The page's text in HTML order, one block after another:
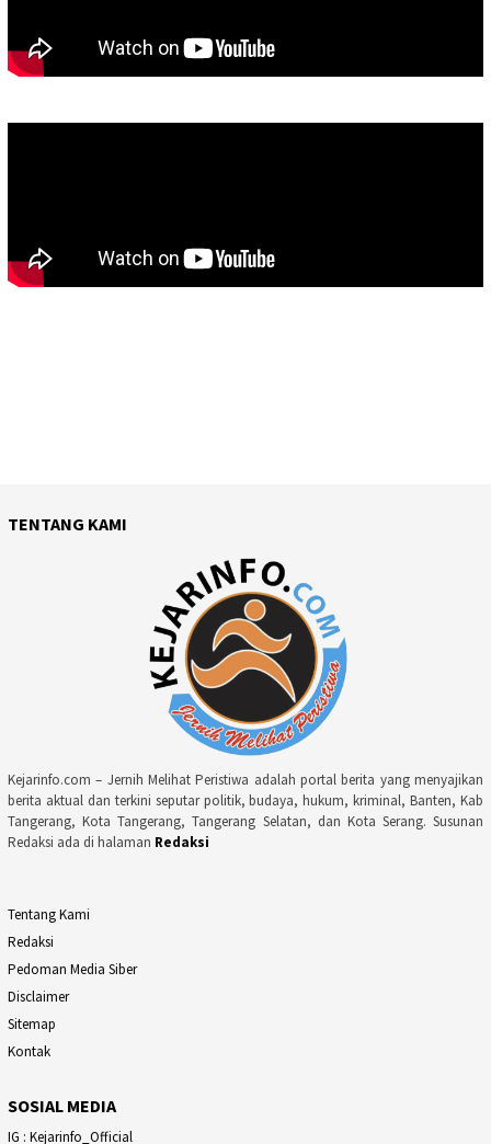
TENTANG KAMI
Kejarinfo.com – Jernih Melihat Peristiwa adalah portal berita yang menyajikan
berita aktual dan terkini seputar politik, budaya, hukum, kriminal, Banten, Kab
Tangerang, Kota Tangerang, Tangerang Selatan, dan Kota Serang. Susunan
Redaksi ada di halaman Redaksi
Tentang Kami
Redaksi
Pedoman Media Siber
Disclaimer
Sitemap
Kontak
SOSIAL MEDIA
IG : Kejarinfo_Official